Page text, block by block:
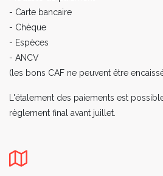
- Carte bancaire
- Chèque
- Espèces
- ANCV
(les bons CAF ne peuvent être
L'étalement des paiements est
règlement final avant juillet.